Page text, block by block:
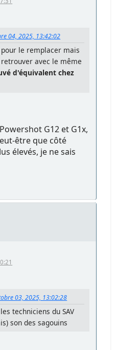
04, 2025, 13:42:02
le remplacer mais
avec le même
d'équivalent chez
G12 et G1x,
être que côté
élevés, je ne sais
03, 2025, 13:02:28
techniciens du SAV
son des sagouins